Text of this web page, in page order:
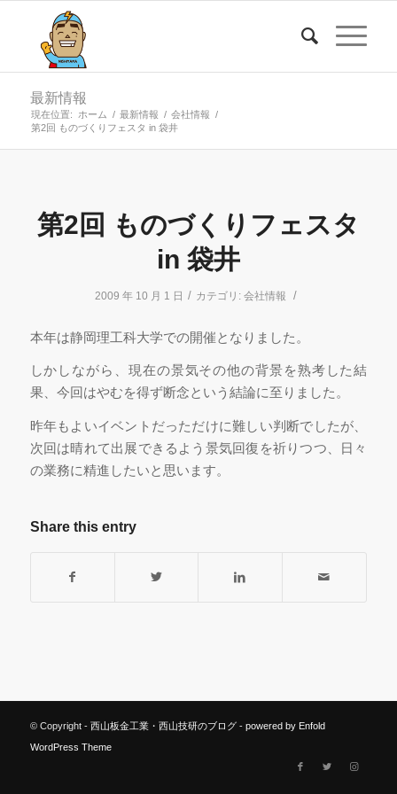
最新情報
現在位置: ホーム / 最新情報 / 会社情報 /
第2回 ものづくりフェスタ in 袋井
第2回 ものづくりフェスタ
in 袋井
2009 年 10 月 1 日 / カテゴリ:会社情報 /
本年は静岡理工科大学での開催となりました。
しかしながら、現在の景気その他の背景を熟考した結
果、今回はやむを得ず断念という結論に至りました。
昨年もよいイベントだっただけに難しい判断でしたが、
次回は晴れて出展できるよう景気回復を祈りつつ、日々
の業務に精進したいと思います。
Share this entry
© Copyright - 西山板金工業・西山技研のブログ- powered by Enfold
WordPress Theme